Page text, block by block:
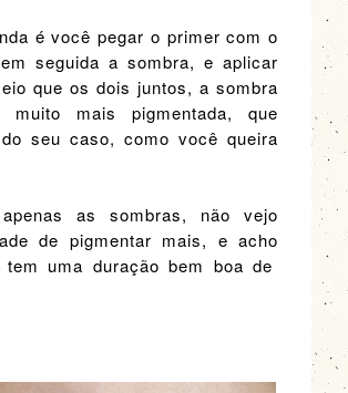
é você pegar o primer com o
seguida a sombra, e aplicar
que os dois juntos, a sombra
mais pigmentada, que
do seu caso, como você queira
as sombras, não vejo
de pigmentar mais, e acho
uma duração bem boa de